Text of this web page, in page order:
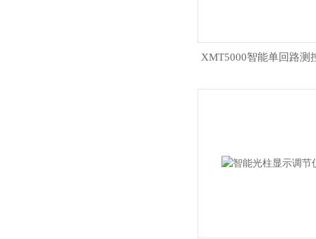
XMT5000智能单回路测